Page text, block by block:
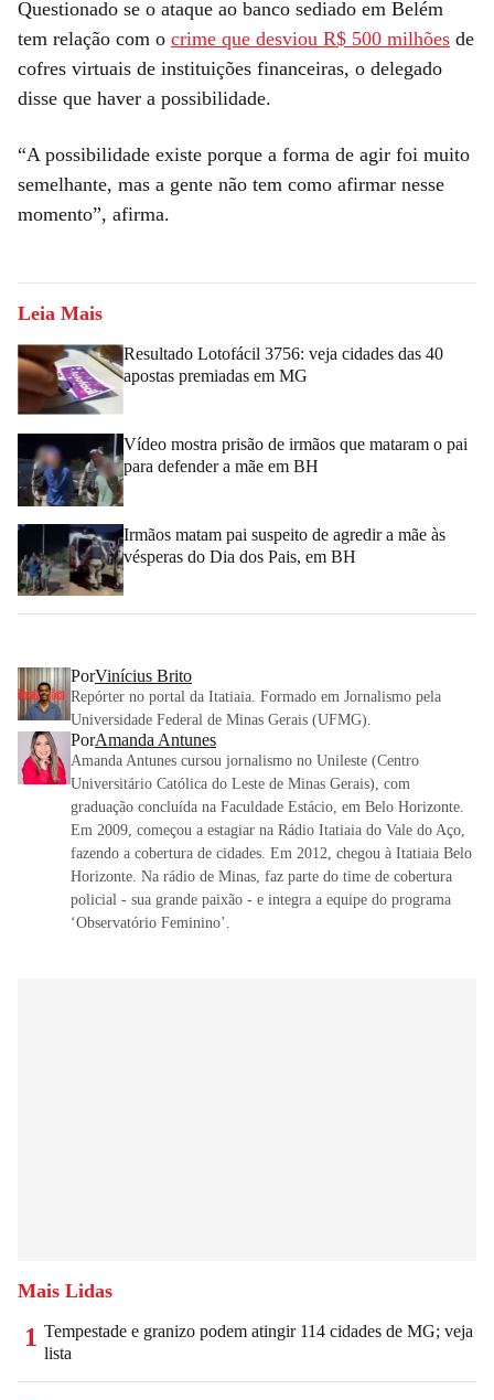
Questionado se o ataque ao banco sediado em Belém
tem relação com o crime que desviou R$ 500 milhões de
cofres virtuais de instituições financeiras, o delegado
disse que haver a possibilidade.
“A possibilidade existe porque a forma de agir foi muito
semelhante, mas a gente não tem como afirmar nesse
momento”, afirma.
Leia Mais
Resultado Lotofácil 3756: veja cidades das 40
apostas premiadas em MG
Vídeo mostra prisão de irmãos que mataram o pai
para defender a mãe em BH
Irmãos matam pai suspeito de agredir a mãe às
vésperas do Dia dos Pais, em BH
PorVinícius Brito
Repórter no portal da Itatiaia. Formado em Jornalismo pela
Universidade Federal de Minas Gerais (UFMG).
PorAmanda Antunes
Amanda Antunes cursou jornalismo no Unileste (Centro
Universitário Católica do Leste de Minas Gerais), com
graduação concluída na Faculdade Estácio, em Belo Horizonte.
Em 2009, começou a estagiar na Rádio Itatiaia do Vale do Aço,
fazendo a cobertura de cidades. Em 2012, chegou à Itatiaia Belo
Horizonte. Na rádio de Minas, faz parte do time de cobertura
policial - sua grande paixão - e integra a equipe do programa
‘Observatório Feminino’.
Mais Lidas
1 Tempestade e granizo podem atingir 114 cidades de MG; veja
lista